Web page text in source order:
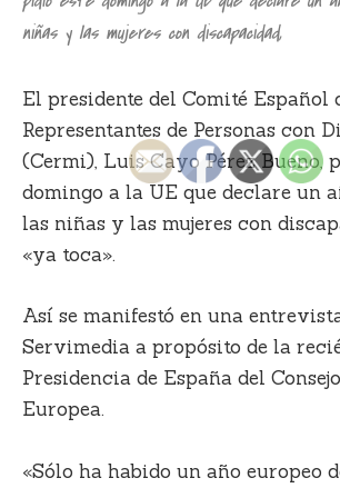
niñas y las mujeres con discapacidad,
El presidente del Comité Español
Representantes de Personas con
(Cermi), Luis Cayo Pérez Bueno,
domingo a la UE que declare un
las niñas y las mujeres con
«ya toca».
Así se manifestó en una
Servimedia a propósito de la
Presidencia de España del
Europea.
«Sólo ha habido un año europeo